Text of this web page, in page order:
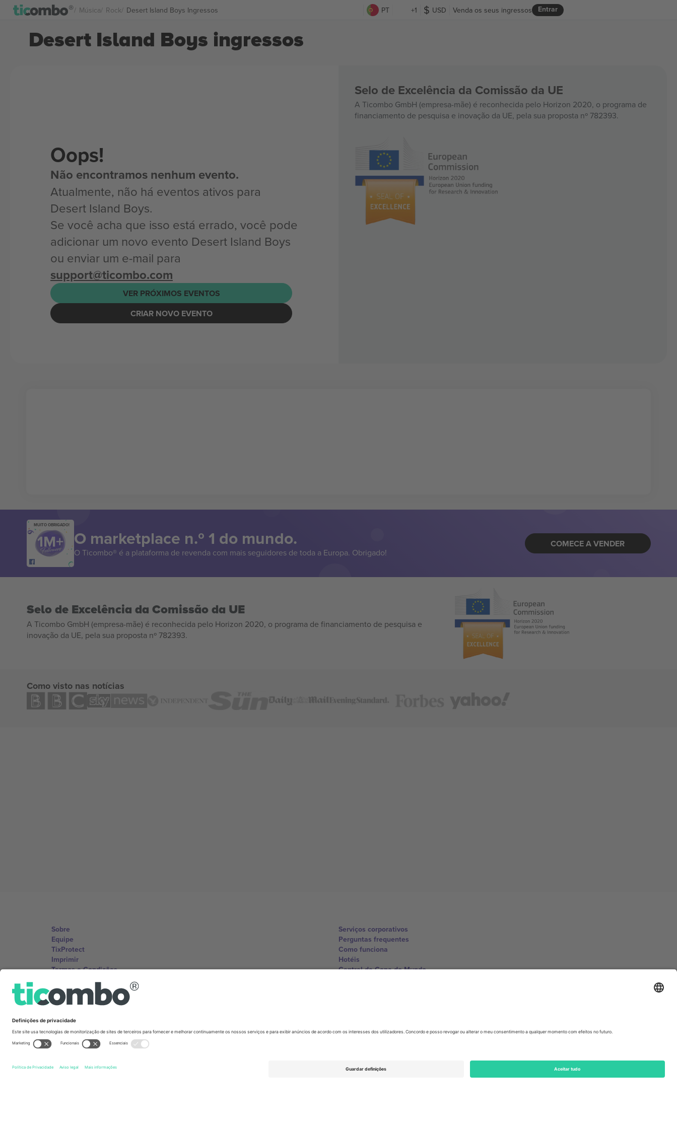
Música Rock Desert Island Boys Ingressos PT +1 USD Entrar
Venda os seus ingressos
Desert Island Boys ingressos
Oops!
Não encontramos nenhum evento.
Atualmente, não há eventos ativos para
Desert Island Boys.
Se você acha que isso está errado, você pode
adicionar um novo evento Desert Island Boys
ou enviar um e-mail para
support@ticombo.com
VER PRÓXIMOS EVENTOS
CRIAR NOVO EVENTO
Selo de Excelência da Comissão da UE
A Ticombo GmbH (empresa-mãe) é reconhecida pelo Horizon 2020, o programa de
financiamento de pesquisa e inovação da UE, pela sua proposta nº 782393.
MUITO OBRIGADO!
O marketplace n.º 1 do mundo.
O Ticombo® é a plataforma de revenda com mais seguidores de toda a Europa. Obrigado!
COMECE A VENDER
Selo de Excelência da Comissão da UE
A Ticombo GmbH (empresa-mãe) é reconhecida pelo Horizon 2020, o programa de financiamento de pesquisa e
inovação da UE, pela sua proposta nº 782393.
Como visto nas notícias
Sobre
Equipe
TixProtect
Imprimir
Termos e Condições
Programa de afiliados
Serviços corporativos
Perguntas frequentes
Como funciona
Hotéis
Central da Copa do Mundo